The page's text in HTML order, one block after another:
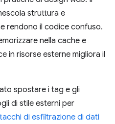
struttura e
rendono il codice confuso.
nella cache e
in risorse esterne migliora il
spostare i tag e gli
di stile esterni per
di esfiltrazione di dati